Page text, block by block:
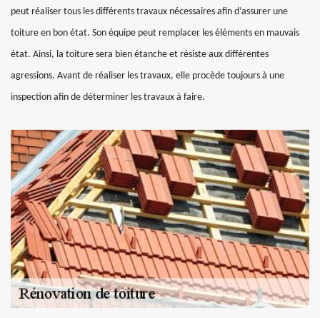
peut réaliser tous les différents travaux nécessaires afin d’assurer une
toiture en bon état. Son équipe peut remplacer les éléments en mauvais
état. Ainsi, la toiture sera bien étanche et résiste aux différentes
agressions. Avant de réaliser les travaux, elle procède toujours à une
inspection afin de déterminer les travaux à faire.